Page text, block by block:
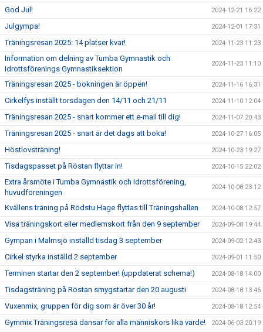
God Jul! 2024-12-21 16:22
Julgympa! 2024-12-01 17:31
Träningsresan 2025: 14 platser kvar! 2024-11-23 11:23
Information om delning av Tumba Gymnastik och
Idrottsförenings Gymnastiksektion
2024-11-23 11:10
Träningsresan 2025 - bokningen är öppen! 2024-11-16 16:31
Cirkelfys inställt torsdagen den 14/11 och 21/11 2024-11-10 12:04
Träningsresan 2025 - snart kommer ett e-mail till dig! 2024-11-07 20:43
Träningsresan 2025 - snart är det dags att boka! 2024-10-27 16:05
Höstlovsträning! 2024-10-23 19:27
Tisdagspasset på Röstan flyttar in! 2024-10-15 22:02
Extra årsmöte i Tumba Gymnastik och Idrottsförening,
huvudföreningen
2024-10-08 23:12
Kvällens träning på Rödstu Hage flyttas till Träningshallen 2024-10-08 12:57
Visa träningskort eller medlemskort från den 9 september 2024-09-08 19:44
Gympan i Malmsjö inställd tisdag 3 september 2024-09-02 12:43
Cirkel styrka inställd 2 september 2024-09-01 11:50
Terminen startar den 2 september! (uppdaterat schema!) 2024-08-18 14:00
Tisdagsträning på Röstan smygstartar den 20 augusti 2024-08-18 13:46
Vuxenmix, gruppen för dig som är över 30 år! 2024-08-18 12:54
Gymmix Träningsresa dansar för alla människors lika värde! 2024-06-03 20:19